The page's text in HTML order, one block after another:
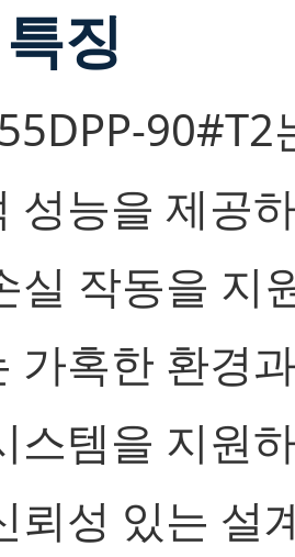
징
90#T2
성능을 제공
실 작동을 지
가혹한 환경
스템을 지원
뢰성 있는 설